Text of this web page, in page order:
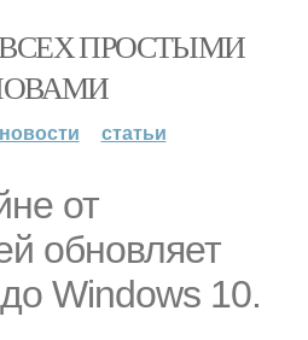
ПРОСТЫМИ
новости статьи
от
обновляет
Windows 10.